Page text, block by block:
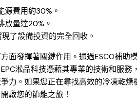
源費用約30%。
放量達20%。
現了設備投資的完全回收。
面發揮著關鍵作用。通過ESCO補助
淞品科技憑藉其專業的技術和服
力。如果您正在尋找高效的冷凍乾燥
啟您的節能之旅！